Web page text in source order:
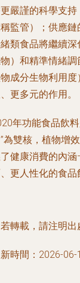
嚴謹的科學支
監管）；供應
類食品將繼續
）和精準情緒
成分生物利用
更多元的作用。
年功能食品飲
為雙核，植物增
健康消費的內
更人性化的食品
轉載，請注明
時間：2026-06-